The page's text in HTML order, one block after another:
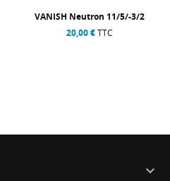
VANISH Neutron 11/5/-3/2
20,00 €TTC
